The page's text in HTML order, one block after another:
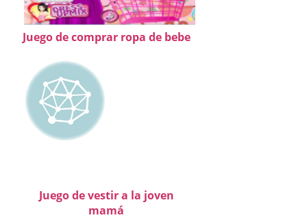
Juego de comprar ropa de bebe
Juego de vestir a la joven
mamá